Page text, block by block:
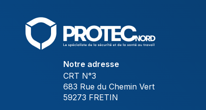
Notre adresse
CRT N°3
683 Rue du Chemin Vert
59273 FRETIN